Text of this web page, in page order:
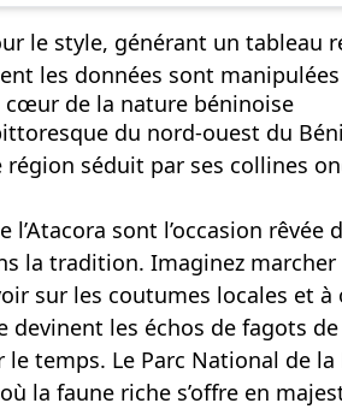
le style, générant un
les données sont
cœur de la nature béninoise
du nord-ouest du
région séduit par ses collines
l’Atacora sont l’occasion
la tradition. Imaginez
sur les coutumes locales et
devinent les échos de fagots
le temps. Le Parc National de
la faune riche s’offre en